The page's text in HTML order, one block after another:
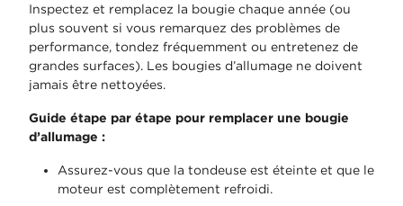
Inspectez et remplacez la bougie chaque année (ou
plus souvent si vous remarquez des problèmes de
performance, tondez fréquemment ou entretenez de
grandes surfaces). Les bougies d’allumage ne doivent
jamais être nettoyées.
Guide étape par étape pour remplacer une bougie
d’allumage :
Assurez-vous que la tondeuse est éteinte et que le
moteur est complètement refroidi.